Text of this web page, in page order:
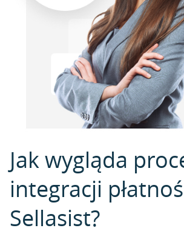
Jak wygląda
integracji
Sellasist?